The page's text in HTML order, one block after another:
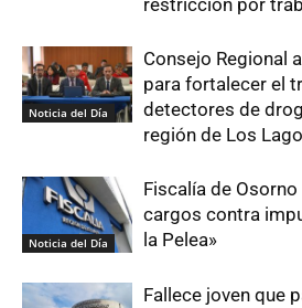
restricción por
Noticia del Día
Consejo Regional
para fortalecer el
detectores de
región de Los
Noticia del Día
Fiscalía de
cargos contra
la Pelea»
Fallece joven que